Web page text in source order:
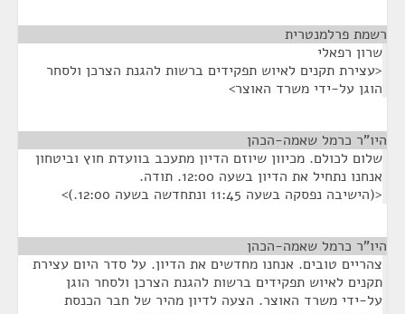
רשמת פרלמנטרית
שרון רפאלי
<עצירת תקנים לאיוש תפקידים ברשות להגנת הצרכן ולסחר
הוגן על-ידי משרד האוצר>
היו"ר כרמל שאמה-הכהן
שלום לכולם. מכיוון שיוזם הדיון מתעכב בוועדת חוץ וביטחון
אנחנו נתחיל את הדיון בשעה 12:00. תודה.
<(הישיבה נפסקה בשעה 11:45 ונתחדשה בשעה 12:00.)>
היו"ר כרמל שאמה-הכהן
צהריים טובים. אנחנו מחדשים את הדיון. על סדר היום עצירת
תקנים לאיוש תפקידים ברשות להגנת הצרכן ולסחר הוגן
על-ידי משרד האוצר. הצעה לדיון מהיר של חבר הכנסת